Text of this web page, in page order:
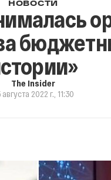
НОВОСТИ
The Insider
августа 2022 г., 11:30